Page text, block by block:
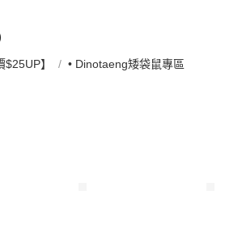
】 • Dinotaeng矮袋鼠專區